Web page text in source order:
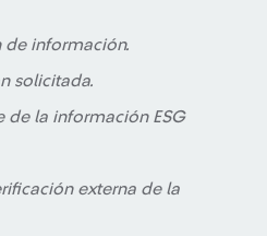
de información.
solicitada.
la información ESG
externa de la